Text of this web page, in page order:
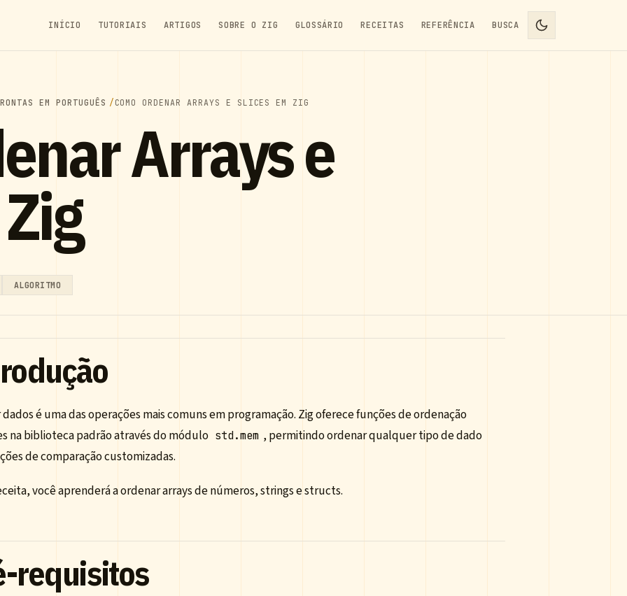
INÍCIO TUTORIAIS ARTIGOS SOBRE O ZIG GLOSSÁRIO RECEITAS REFERÊNCIA BUSCA
EM PORTUGUÊS COMO ORDENAR ARRAYS E SLICES EM ZIG
Arrays e
ALGORITMO
é uma das operações mais comuns em programação. Zig oferece funções de ordenação
na biblioteca padrão através do módulo std.mem , permitindo ordenar qualquer tipo de dado
de comparação customizadas.
você aprenderá a ordenar arrays de números, strings e structs.
requisitos